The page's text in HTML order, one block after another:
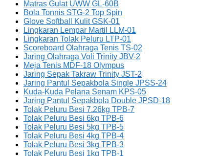
Matras Gulat UWW GL-60B
Bola Tonnis STG-2 Top Spin
Glove Softball Kulit GSK-01
Lingkaran Lempar Martil LLM-01
Lingkaran Tolak Peluru LTP-01
Scoreboard Olahraga Tenis TS-02
Jaring Olahraga Voli Trinity JBV-2
Meja Tenis MDF-18 Olympus
Jaring Sepak Takraw Trinity JST-2
Jaring Pantul Sepakbola Single JPSS-24
Kuda-Kuda Pelana Senam KPS-05
Jaring Pantul Sepakbola Double JPSD-18
Tolak Peluru Besi 7.26kg TPB-7
Tolak Peluru Besi 6kg TPB-6
Tolak Peluru Besi 5kg TPB-5
Tolak Peluru Besi 4kg TPB-4
Tolak Peluru Besi 3kg TPB-3
Tolak Peluru Besi 1kg TPB-1